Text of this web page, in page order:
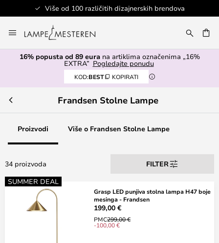
Više od 100 različitih dizajnerskih brendova
to
Content
16% popusta od 89 eurana artiklima označenima „16%
EXTRA” Pogledajte ponudu
KOD:BEST KOPIRATI
Frandsen Stolne Lampe
Proizvodi Više o Frandsen Stolne Lampe
34 proizvoda
FILTER
SUMMER DEAL
Grasp LED punjiva stolna lampa H47 boje
mesinga - Frandsen
199,00 €
PMC299,00 €
-100,00 €